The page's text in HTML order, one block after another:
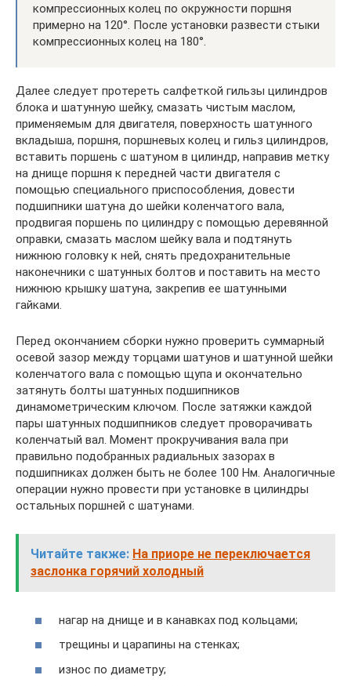
компрессионных колец по окружности поршня
примерно на 120°. После установки развести стыки
компрессионных колец на 180°.
Далее следует протереть салфеткой гильзы цилиндров
блока и шатунную шейку, смазать чистым маслом,
применяемым для двигателя, поверхность шатунного
вкладыша, поршня, поршневых колец и гильз цилиндров,
вставить поршень с шатуном в цилиндр, направив метку
на днище поршня к передней части двигателя с
помощью специального приспособления, довести
подшипники шатуна до шейки коленчатого вала,
продвигая поршень по цилиндру с помощью деревянной
оправки, смазать маслом шейку вала и подтянуть
нижнюю головку к ней, снять предохранительные
наконечники с шатунных болтов и поставить на место
нижнюю крышку шатуна, закрепив ее шатунными
гайками.
Перед окончанием сборки нужно проверить суммарный
осевой зазор между торцами шатунов и шатунной шейки
коленчатого вала с помощью щупа и окончательно
затянуть болты шатунных подшипников
динамометрическим ключом. После затяжки каждой
пары шатунных подшипников следует проворачивать
коленчатый вал. Момент прокручивания вала при
правильно подобранных радиальных зазорах в
подшипниках должен быть не более 100 Нм. Аналогичные
операции нужно провести при установке в цилиндры
остальных поршней с шатунами.
Читайте также: На приоре не переключается
заслонка горячий холодный
нагар на днище и в канавках под кольцами;
трещины и царапины на стенках;
износ по диаметру;